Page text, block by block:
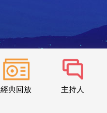
經典回放 主持人